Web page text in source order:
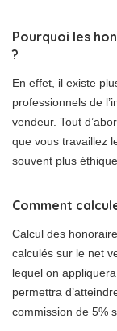
Pourquoi les
?
En effet, il existe
professionnels de
vendeur. Tout
que vous travaillez
souvent plus
Comment
Calcul des
calculés sur le net
lequel on
permettra
commission de 5%